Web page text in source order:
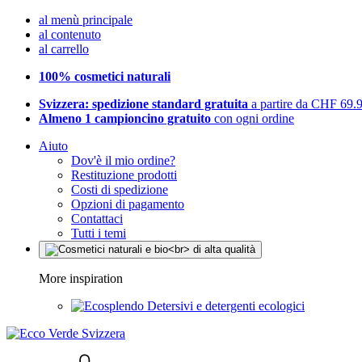
al menù principale
al contenuto
al carrello
100% cosmetici naturali
Svizzera: spedizione standard gratuita a partire da CHF
Almeno 1 campioncino gratuito con ogni ordine
Aiuto
Dov'è il mio ordine?
Restituzione prodotti
Costi di spedizione
Opzioni di pagamento
Contattaci
Tutti i temi
More inspiration
Detersivi e detergenti ecologici